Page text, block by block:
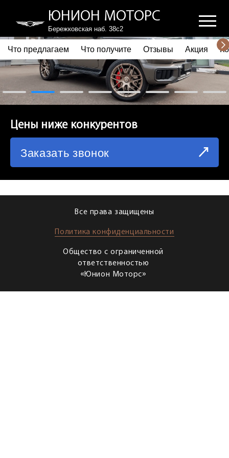
ЮНИОН МОТОРС
Бережковская наб. 38с2
ПОЧЕМУ ВЫБИРАЮТ НАС
ЧТО ПРЕДЛАГАЕМ
ЧТО ПОЛУЧИТЕ
СХЕМА ПРОЕЗДА
Что предлагаем Что получите Отзывы Акция
Цены ниже конкурентов
Заказать звонок
Все права защищены
Политика конфиденциальности
Общество с ограниченной
ответственностью
«Юнион Моторс»